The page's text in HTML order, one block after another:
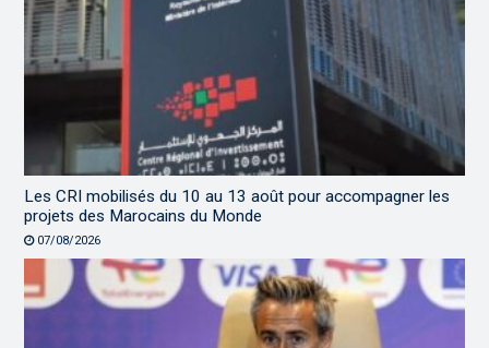
Les CRI mobilisés du 10 au 13 août pour accompagner les
projets des Marocains du Monde
07/08/2026